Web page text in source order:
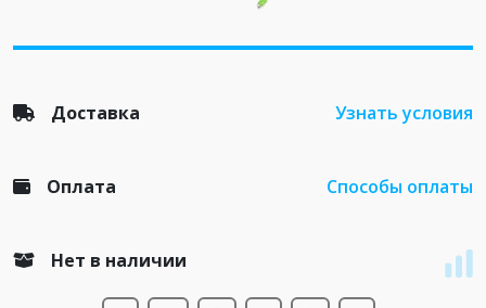
Доставка Узнать условия
Оплата Способы оплаты
Нет в наличии